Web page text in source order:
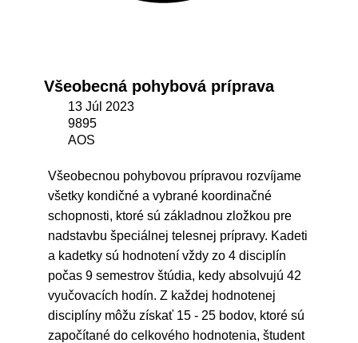
Všeobecná pohybová príprava
13 Júl 2023
9895
AOS
Všeobecnou pohybovou prípravou rozvíjame
všetky kondičné a vybrané koordinačné
schopnosti, ktoré sú základnou zložkou pre
nadstavbu špeciálnej telesnej prípravy. Kadeti
a kadetky sú hodnotení vždy zo 4 disciplín
počas 9 semestrov štúdia, kedy absolvujú 42
vyučovacích hodín. Z každej hodnotenej
disciplíny môžu získať 15 - 25 bodov, ktoré sú
započítané do celkového hodnotenia, študent